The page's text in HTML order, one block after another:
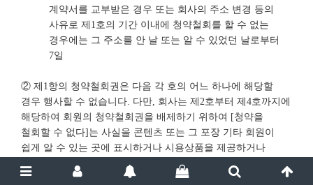
계약서를 교부받은 경우 또는 회사의 주소 변경 등의
사유로 제1호의 기간 이내에 청약철회를 할 수 없는
경우에는 그 주소를 안 날 또는 알 수 있었던 날로부터
7일
② 제1항의 청약철회권은 다음 각 호의 어느 하나에 해당할
경우 행사할 수 없습니다. 다만, 회사는 제2호부터 제4호까지에
해당하여 회원의 청약철회권을 배제하기 위하여 [청약을
철회할 수 없다]는 사실을 콘텐츠 또는 그 포장 기타 회원이
쉽게 알 수 있는 곳에 표시하거나 시용상품을 제공하거나
콘텐츠의 한시적 또는 일부 이용이 가능하게 하는 등의
방법으로 청약철회권의 행사가 방해받지 아니하도록 조치를